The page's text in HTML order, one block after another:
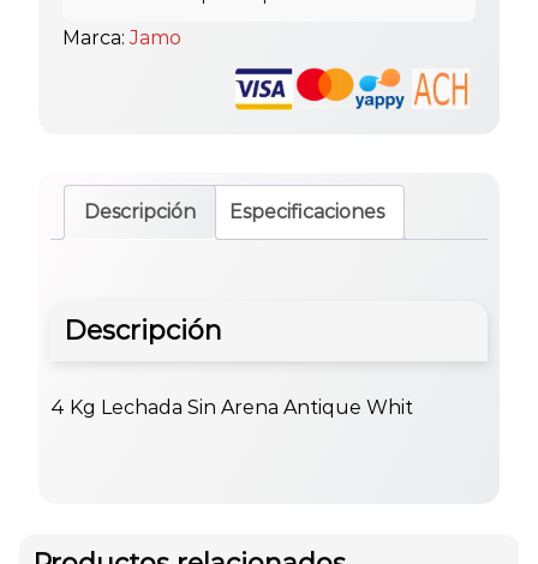
Marca:Jamo
Descripción Especificaciones
Descripción
4 Kg Lechada Sin Arena Antique Whit